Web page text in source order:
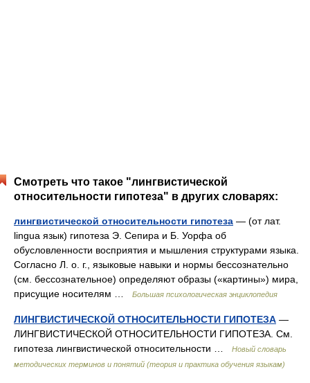
Смотреть что такое "лингвистической
относительности гипотеза" в других словарях:
лингвистической относительности гипотеза — (от лат.
lingua язык) гипотеза Э. Сепира и Б. Уорфа об
обусловленности восприятия и мышления структурами языка.
Согласно Л. о. г., языковые навыки и нормы бессознательно
(см. бессознательное) определяют образы («картины») мира,
присущие носителям …
Большая психологическая энциклопедия
ЛИНГВИСТИЧЕСКОЙ ОТНОСИТЕЛЬНОСТИ ГИПОТЕЗА —
ЛИНГВИСТИЧЕСКОЙ ОТНОСИТЕЛЬНОСТИ ГИПОТЕЗА. См.
гипотеза лингвистической относительности …
Новый словарь
методических терминов и понятий (теория и практика обучения языкам)